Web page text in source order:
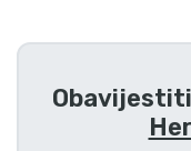
TV serija
Film proizvodi